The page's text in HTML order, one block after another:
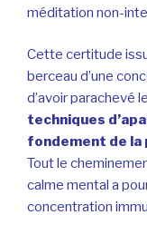
méditation non-
Cette certitude
berceau d’une
d’avoir parachevé
techniques
fondement de la
Tout le
calme mental a
concentration